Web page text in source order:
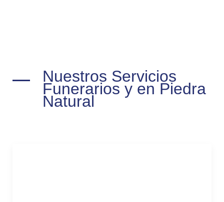
Nuestros Servicios
Funerarios y en Piedra
Natural